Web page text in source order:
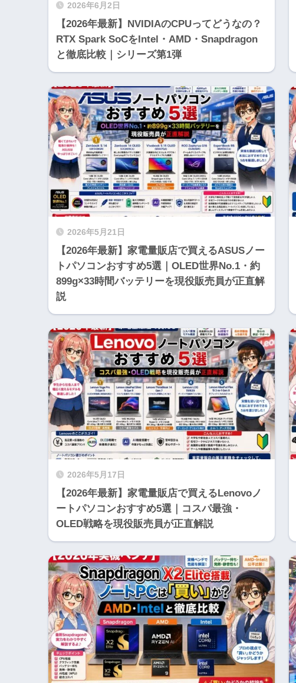
2026年6月2日
【2026年最新】NVIDIAのCPUってどうなの？
RTX Spark SoCをIntel・AMD・Snapdragon
と徹底比較｜シリーズ第1弾
2026年5月21日
【2026年最新】家電量販店で買えるASUSノー
トパソコンおすすめ5選｜OLED世界No.1・約
899g×33時間バッテリーを現役販売員が正直解
説
2026年5月17日
【2026年最新】家電量販店で買えるLenovoノ
ートパソコンおすすめ5選｜コスパ最強・
OLED戦略を現役販売員が正直解説